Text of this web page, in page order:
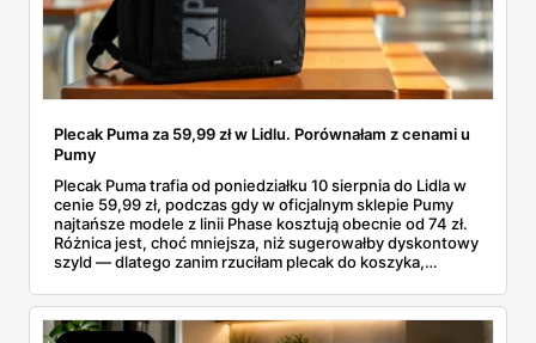
Plecak Puma za 59,99 zł w Lidlu. Porównałam z cenami u
Pumy
Plecak Puma trafia od poniedziałku 10 sierpnia do Lidla w
cenie 59,99 zł, podczas gdy w oficjalnym sklepie Pumy
najtańsze modele z linii Phase kosztują obecnie od 74 zł.
Różnica jest, choć mniejsza, niż sugerowałby dyskontowy
szyld — dlatego zanim rzuciłam plecak do koszyka,
rozpiska: co dokładnie sprzedaje Lidl, ile kosztują
odpowiedniki u producenta i komu ten zakup naprawdę
się opłaci.